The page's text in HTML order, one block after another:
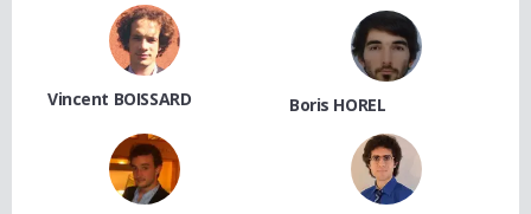
Vincent BOISSARD Boris HOREL